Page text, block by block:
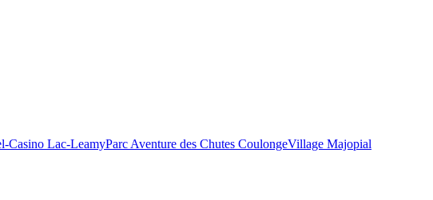
Casino Lac-LeamyParc Aventure des Chutes CoulongeVillage Majopial